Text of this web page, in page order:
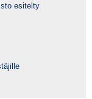
esitelty